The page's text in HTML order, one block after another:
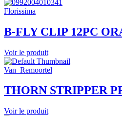
Florissima
B-FLY CLIP 12PC
Voir le produit
Van_Remoortel
THORN STRIPPER
Voir le produit